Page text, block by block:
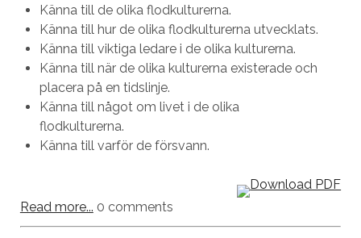
Känna till de olika flodkulturerna.
Känna till hur de olika flodkulturerna utvecklats.
Känna till viktiga ledare i de olika kulturerna.
Känna till när de olika kulturerna existerade och
placera på en tidslinje.
Känna till något om livet i de olika
flodkulturerna.
Känna till varför de försvann.
Read more... 0 comments